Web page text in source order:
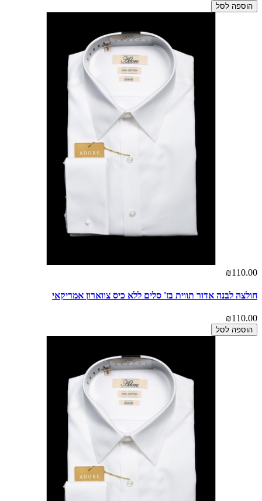
הוספה לסל
₪110.00
חולצה לבנה אדור תווית בז' סלים ללא כיס צווארון אמריקאי
₪110.00
הוספה לסל